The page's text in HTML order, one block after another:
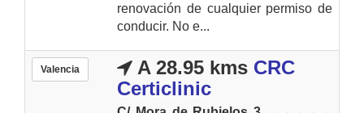
renovación de cualquier permiso de
conducir. No e...
Valencia A 28.95 kms CRC
Certiclinic